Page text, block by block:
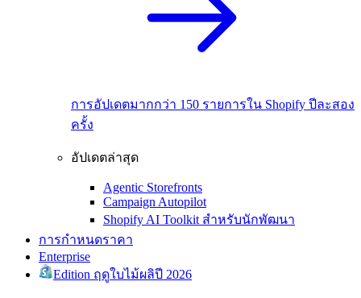
การอัปเดตมากกว่า 150 รายการใน Shopify ปีละสอง
ครั้ง
อัปเดตล่าสุด
Agentic Storefronts
Campaign Autopilot
Shopify AI Toolkit สำหรับนักพัฒนา
การกำหนดราคา
Enterprise
Edition ฤดูใบไม้ผลิปี 2026